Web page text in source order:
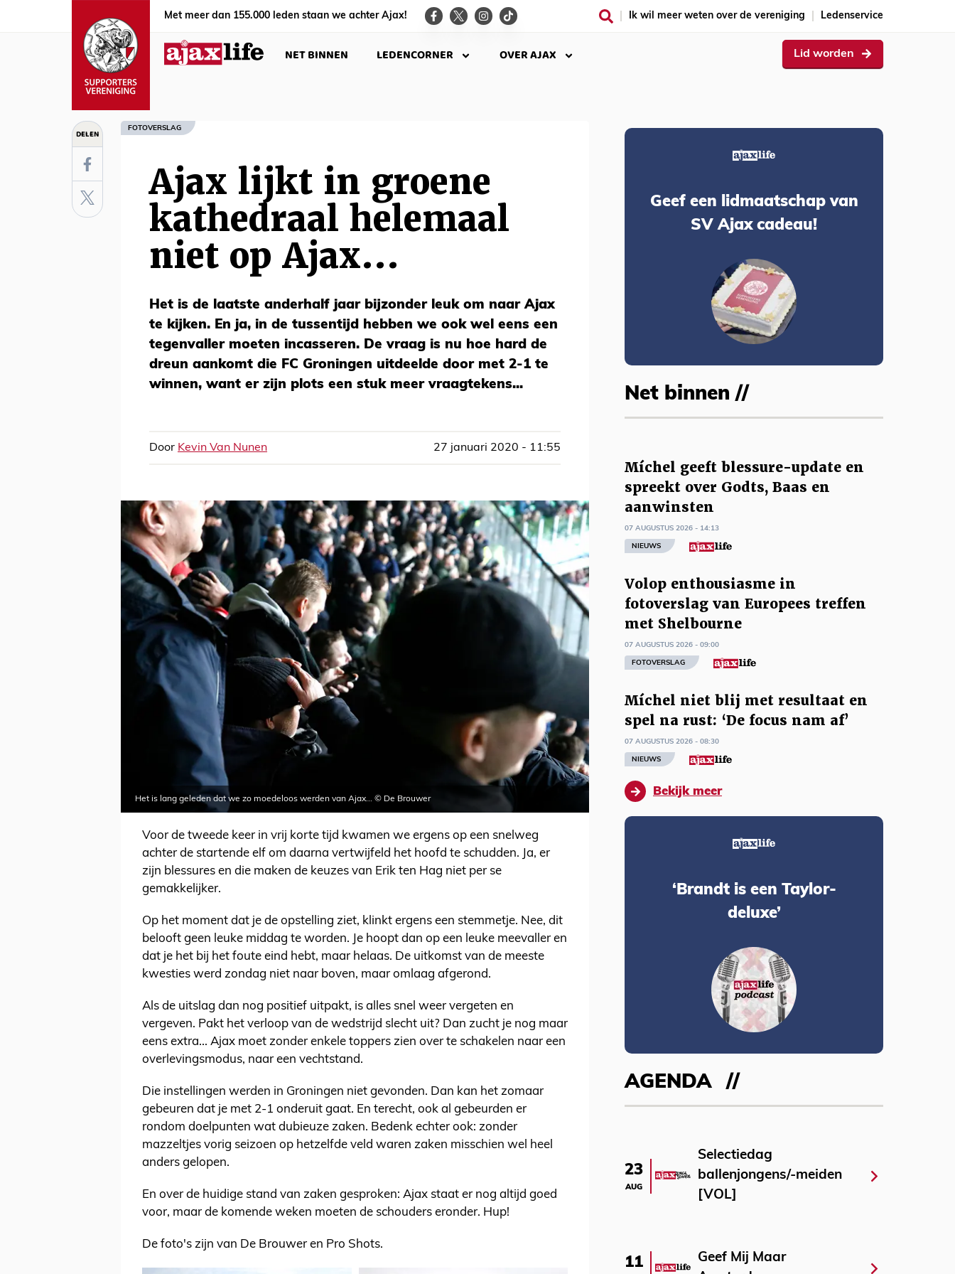
Met meer dan 155.000 leden staan we achter Ajax! Ik wil meer weten over de vereniging Ledenservice
NET BINNEN LEDENCORNER OVER AJAX Lid worden
DELEN FOTOVERSLAG
Ajax lijkt in groene
kathedraal helemaal
niet op Ajax...
Het is de laatste anderhalf jaar bijzonder leuk om naar Ajax
te kijken. En ja, in de tussentijd hebben we ook wel eens een
tegenvaller moeten incasseren. De vraag is nu hoe hard de
dreun aankomt die FC Groningen uitdeelde door met 2-1 te
winnen, want er zijn plots een stuk meer vraagtekens...
Door Kevin Van Nunen 27 januari 2020 - 11:55
Het is lang geleden dat we zo moedeloos werden van Ajax... © De Brouwer
Voor de tweede keer in vrij korte tijd kwamen we ergens op een snelweg
achter de startende elf om daarna vertwijfeld het hoofd te schudden. Ja, er
zijn blessures en die maken de keuzes van Erik ten Hag niet per se
gemakkelijker.
Op het moment dat je de opstelling ziet, klinkt ergens een stemmetje. Nee, dit
belooft geen leuke middag te worden. Je hoopt dan op een leuke meevaller en
dat je het bij het foute eind hebt, maar helaas. De uitkomst van de meeste
kwesties werd zondag niet naar boven, maar omlaag afgerond.
Als de uitslag dan nog positief uitpakt, is alles snel weer vergeten en
vergeven. Pakt het verloop van de wedstrijd slecht uit? Dan zucht je nog maar
eens extra... Ajax moet zonder enkele toppers zien over te schakelen naar een
overlevingsmodus, naar een vechtstand.
Die instellingen werden in Groningen niet gevonden. Dan kan het zomaar
gebeuren dat je met 2-1 onderuit gaat. En terecht, ook al gebeurden er
rondom doelpunten wat dubieuze zaken. Bedenk echter ook: zonder
mazzeltjes vorig seizoen op hetzelfde veld waren zaken misschien wel heel
anders gelopen.
En over de huidige stand van zaken gesproken: Ajax staat er nog altijd goed
voor, maar de komende weken moeten de schouders eronder. Hup!
De foto's zijn van De Brouwer en Pro Shots.
Geef een lidmaatschap van
SV Ajax cadeau!
Net binnen //
Míchel geeft blessure-update en
spreekt over Godts, Baas en
aanwinsten
07 AUGUSTUS 2026 - 14:13
NIEUWS
Volop enthousiasme in
fotoverslag van Europees treffen
met Shelbourne
07 AUGUSTUS 2026 - 09:00
FOTOVERSLAG
Míchel niet blij met resultaat en
spel na rust: ‘De focus nam af’
07 AUGUSTUS 2026 - 08:30
NIEUWS
Bekijk meer
‘Brandt is een Taylor-
deluxe’
AGENDA
23
AUG
Selectiedag
ballenjongens/-meiden
[VOL]
11
Geef Mij Maar